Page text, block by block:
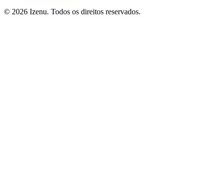
© 2026 Izenu. Todos os direitos reservados.